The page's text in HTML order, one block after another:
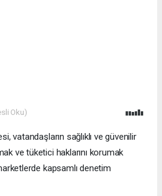
Oku)
vatandaşların sağlıklı ve güvenilir
ve tüketici haklarını korumak
kapsamlı denetim